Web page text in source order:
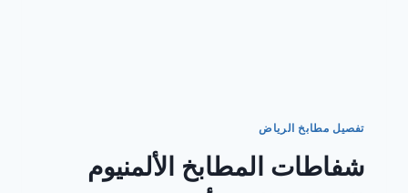
تفصيل مطابخ الرياض
شفاطات المطابخ الألمنيوم